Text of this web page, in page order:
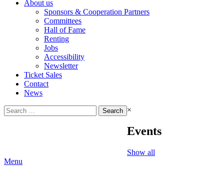
About us
Sponsors & Cooperation Partners
Committees
Hall of Fame
Renting
Jobs
Accessibility
Newsletter
Ticket Sales
Contact
News
Search
for:
×
Events
Show all
Menu